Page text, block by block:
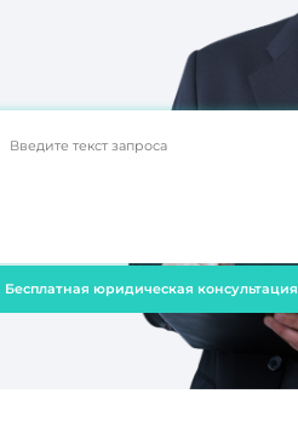
Бесплатная юридическая консультация